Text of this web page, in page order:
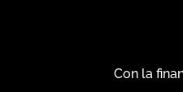
Con la